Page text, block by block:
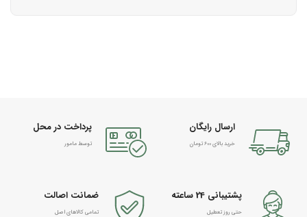
ارسال رایگان
خرید بالای 600 تومان
پرداخت در محل
توسط مامور
پشتیبانی 24 ساعته
حتی روز تعطیل
ضمانت اصالت
تمامی کالاهای اصل